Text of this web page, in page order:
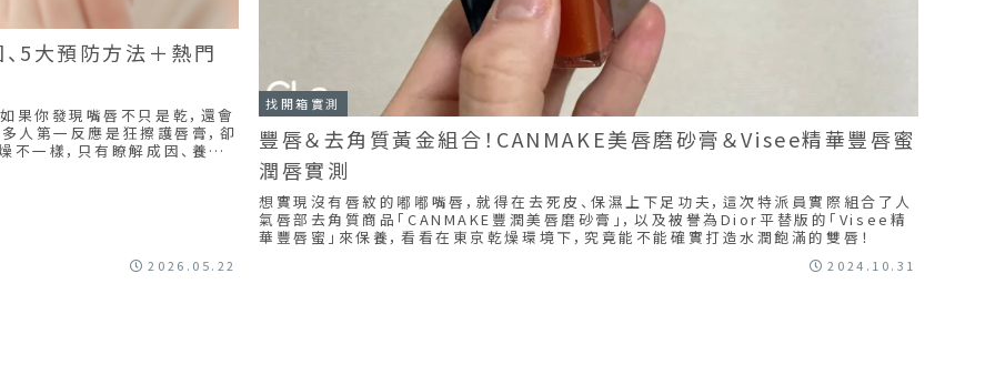
5大預防方法＋熱門
果你發現嘴唇不只是乾，還會
人第一反應是狂擦護唇膏，卻
一樣，只有瞭解成因、養成
2026.05.22
找開箱實測
豐唇＆去角質黃金組合！CANMAKE美唇磨砂膏＆Visee精華豐唇蜜
潤唇實測
想實現沒有唇紋的嘟嘟嘴唇，就得在去死皮、保濕上下足功夫，這次特派員實際組合了人
氣唇部去角質商品「CANMAKE豐潤美唇磨砂膏」，以及被譽為Dior平替版的「Visee精
華豐唇蜜」來保養，看看在東京乾燥環境下，究竟能不能確實打造水潤飽滿的雙唇！
2024.10.31